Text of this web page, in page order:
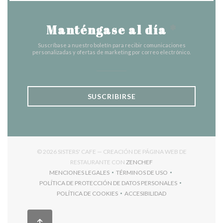
Manténgase al día
Suscríbase a nuestro boletín para recibir comunicaciones
personalizadas y ofertas de marketing por correo electrónico.
SUSCRIBIRSE
© 2026 SISTERS' CAFE — CREACIÓN DE PÁGINA WEB DE
RESTAURANTE CON ZENCHEF
MENCIONES LEGALES
((ABRE EN UNA NUEVA VENTANA))
TÉRMINOS DE USO
((ABRE EN UNA NUEVA
POLÍTICA DE PROTECCIÓN DE DATOS PERSONALES
((ABRE EN UNA NUEVA VENTANA))
POLÍTICA DE COOKIES
((ABRE EN UNA NUEVA VENTANA))
ACCESIBILIDAD
((ABRE EN UNA NUEVA